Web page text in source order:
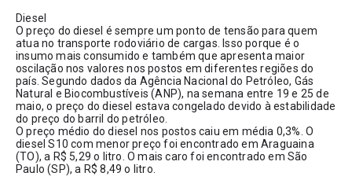
Diesel
O preço do diesel é sempre um ponto de tensão para quem
atua no transporte rodoviário de cargas. Isso porque é o
insumo mais consumido e também que apresenta maior
oscilação nos valores nos postos em diferentes regiões do
país. Segundo dados da Agência Nacional do Petróleo, Gás
Natural e Biocombustíveis (ANP), na semana entre 19 e 25 de
maio, o preço do diesel estava congelado devido à estabilidade
do preço do barril do petróleo.
O preço médio do diesel nos postos caiu em média 0,3%. O
diesel S10 com menor preço foi encontrado em Araguaina
(TO), a R$ 5,29 o litro. O mais caro foi encontrado em São
Paulo (SP), a R$ 8,49 o litro.